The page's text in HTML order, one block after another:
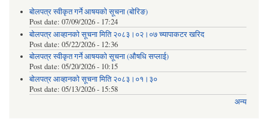
बोलपत्र स्वीकृत गर्ने आषयको सूचना (बोरिङ)
Post date: 07/09/2026 - 17:24
बोलपत्र आव्हानको सूचना मिति २०८३।०२।०७ च्यापाकटर खरिद
Post date: 05/22/2026 - 12:36
बोलपत्र स्वीकृत गर्ने आषयको सूचना (औषधि सप्लाई)
Post date: 05/20/2026 - 10:15
बोलपत्र आव्हानको सूचना मिति २०८३।०१।३०
Post date: 05/13/2026 - 15:58
अन्य